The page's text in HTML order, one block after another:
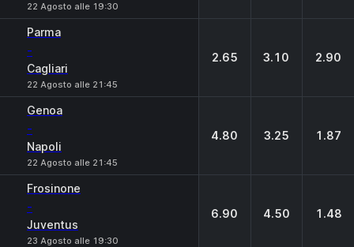
22 Agosto alle 19:30
Parma
-
Cagliari
22 Agosto alle 21:45
2.65 3.10 2.90
Genoa
-
Napoli
22 Agosto alle 21:45
4.80 3.25 1.87
Frosinone
-
Juventus
23 Agosto alle 19:30
6.90 4.50 1.48